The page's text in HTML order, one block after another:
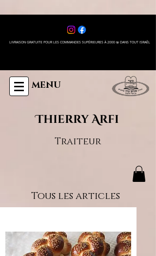
LIVRAISON GRATUITE POUR LES COMMANDES SUPÉRIEURES À 2000 ₪ DANS TOUT ISRAÊL
MENU
Thierry Arfi
Traiteur
Tous les articles